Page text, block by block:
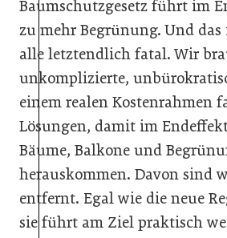
Baumschutzgesetz führt im
zu mehr Begrünung. Und
alle letztendlich fatal. Wir
unkomplizierte,
einem realen Kostenrahmen
Lösungen, damit im
Bäume, Balkone und
herauskommen. Davon sind
entfernt. Egal wie die neue
sie führt am Ziel praktisch